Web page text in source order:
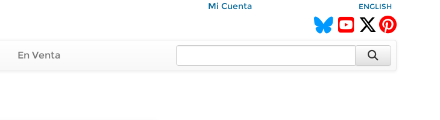
Mi Cuenta ENGLISH
En Venta